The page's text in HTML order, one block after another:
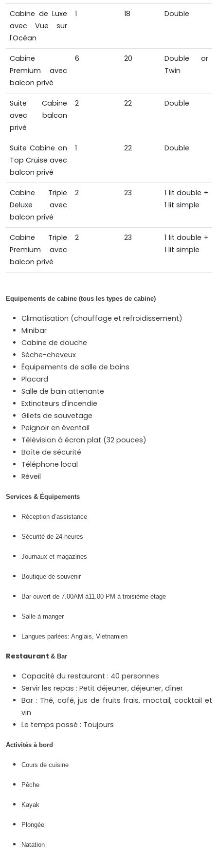
Cabine de Luxe
avec Vue sur
l'Océan
1 18 Double
Cabine
Premium avec
balcon privé
6 20
Double or
Twin
Suite Cabine
avec balcon
privé
2 22 Double
Suite Cabine on
Top Cruise avec
balcon privé
1 22 Double
Cabine Triple
Deluxe avec
balcon privé
2 23
1 lit double +
1 lit simple
Cabine Triple
Premium avec
balcon privé
2 23
1 lit double +
1 lit simple
Equipements de cabine (tous les types de cabine)
Climatisation (chauffage et refroidissement)
Minibar
Cabine de douche
Sèche-cheveux
Équipements de salle de bains
Placard
Salle de bain attenante
Extincteurs d'incendie
Gilets de sauvetage
Peignoir en éventail
Télévision à écran plat (32 pouces)
Boîte de sécurité
Téléphone local
Réveil
Services & Équipements
Réception d’assistance
Sécurité de 24-heures
Journaux et magazines
Boutique de souvenir
Bar ouvert de 7.00AM à11.00 PM à troisième étage
Salle à manger
Langues parlées: Anglais, Vietnamien
Restaurant & Bar
Capacité du restaurant : 40 personnes
Servir les repas : Petit déjeuner, déjeuner, dîner
Bar : Thé, café, jus de fruits frais, moctail, cocktail et
vin
Le temps passé : Toujours
Activités à bord
Cours de cuisine
Pêche
Kayak
Plongée
Natation